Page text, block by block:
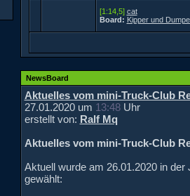
[1:14,5] cat
Board: Kipper und
NewsBoard
Aktuelles vom mini-Truck-Club
27.01.2020 um 13:48Uhr
erstellt von: Ralf Mq
Aktuelles vom mini-Truck-Club
Aktuell wurde am 26.01.2020 in
gewählt: